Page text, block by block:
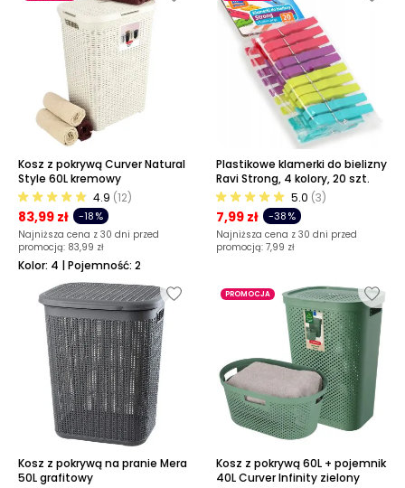
Kosz z pokrywą Curver Natural
Style 60L kremowy
4.9 (12)
83,99 zł -18%
Najniższa cena z 30 dni przed
promocją: 83,99 zł
Kolor: 4 | Pojemność: 2
Plastikowe klamerki do bielizny
Ravi Strong, 4 kolory, 20 szt.
5.0 (3)
7,99 zł -38%
Najniższa cena z 30 dni przed
promocją: 7,99 zł
Kosz z pokrywą na pranie Mera
50L grafitowy
PROMOCJA
Kosz z pokrywą 60L + pojemnik
40L Curver Infinity zielony